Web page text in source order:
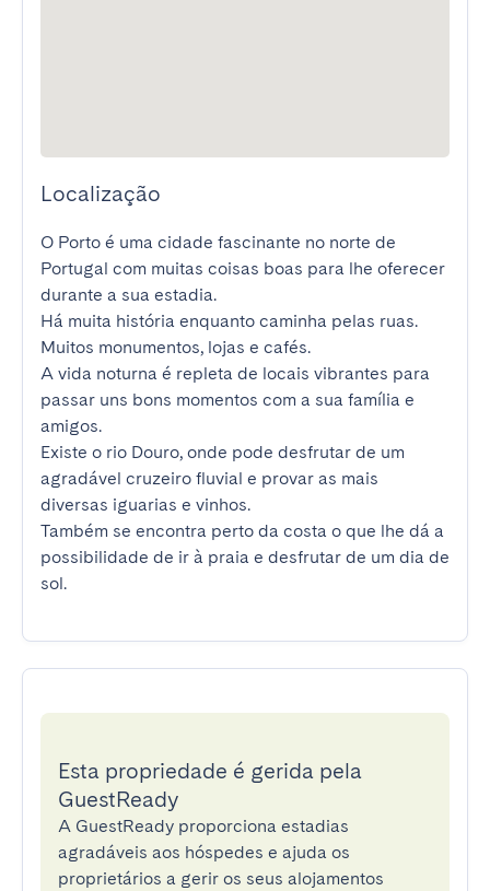
Localização
O Porto é uma cidade fascinante no norte de
Portugal com muitas coisas boas para lhe oferecer
durante a sua estadia.
Há muita história enquanto caminha pelas ruas.
Muitos monumentos, lojas e cafés.
A vida noturna é repleta de locais vibrantes para
passar uns bons momentos com a sua família e
amigos.
Existe o rio Douro, onde pode desfrutar de um
agradável cruzeiro fluvial e provar as mais
diversas iguarias e vinhos.
Também se encontra perto da costa o que lhe dá a
possibilidade de ir à praia e desfrutar de um dia de
sol.
Esta propriedade é gerida pela
GuestReady
A GuestReady proporciona estadias
agradáveis aos hóspedes e ajuda os
proprietários a gerir os seus alojamentos